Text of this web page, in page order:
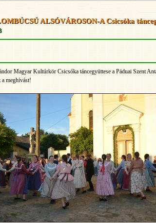
ALSÓVÁROSON-A Csicsóka
Magyar Kultúrkör Csicsóka táncegyüttese a Páduai Szent
meghívást!